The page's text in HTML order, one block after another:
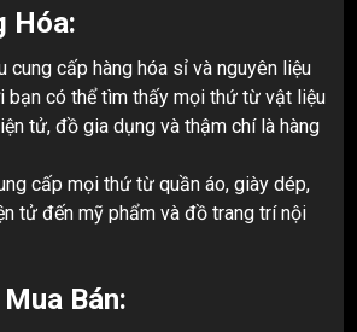
Hóa:
cung cấp hàng hóa sỉ và nguyên liệu
bạn có thể tìm thấy mọi thứ từ vật liệu
tử, đồ gia dụng và thậm chí là hàng
cấp mọi thứ từ quần áo, giày dép,
tử đến mỹ phẩm và đồ trang trí nội
Bán: